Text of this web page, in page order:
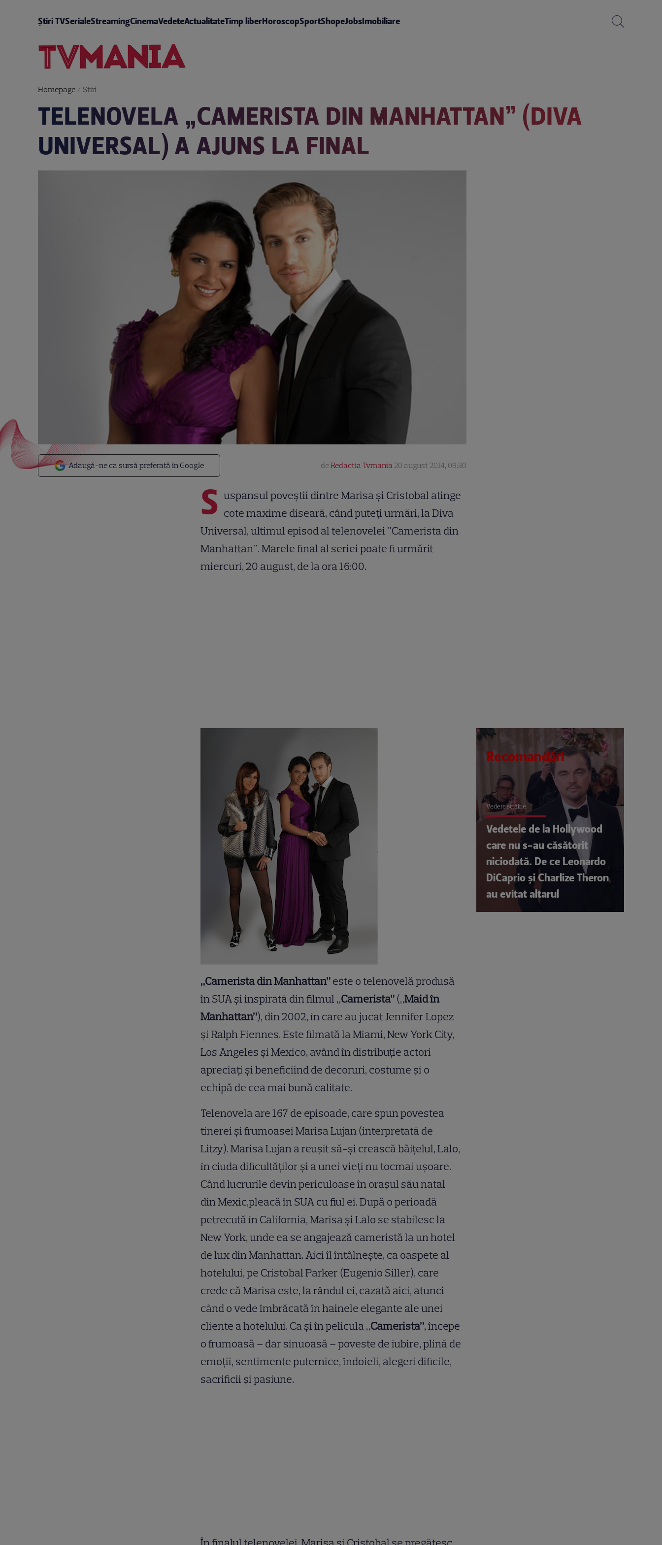
Știri TVSerialeStreamingCinemaVedeteActualitateTimp liberHoroscopSportShopeJobsImobiliare
Homepage/ Știri
TELENOVELA „CAMERISTA DIN MANHATTAN” (DIVA
UNIVERSAL) A AJUNS LA FINAL
Adaugă-ne ca sursă preferată în Google deRedactia Tvmania 20 august 2014, 09:30
S uspansul poveștii dintre Marisa și Cristobal atinge
cote maxime diseară, când puteți urmări, la Diva
Universal, ultimul episod al telenovelei "Camerista din
Manhattan". Marele final al seriei poate fi urmărit
miercuri, 20 august, de la ora 16:00.
„Camerista din Manhattan”este o telenovelă produsă
în SUA și inspirată din filmul „Camerista”(„Maid în
Manhattan”), din 2002, în care au jucat Jennifer Lopez
și Ralph Fiennes. Este filmată la Miami, New York City,
Los Angeles și Mexico, având în distribuție actori
apreciați și beneficiind de decoruri, costume și o
echipă de cea mai bună calitate.
Telenovela are 167 de episoade, care spun povestea
tinerei și frumoasei Marisa Lujan (interpretată de
Litzy). Marisa Lujan a reuşit să-şi crească băiţelul, Lalo,
în ciuda dificultăților și a unei vieți nu tocmai ușoare.
Când lucrurile devin periculoase în orașul său natal
din Mexic,pleacă în SUA cu fiul ei. După o perioadă
petrecută în California, Marisa și Lalo se stabilesc la
New York, unde ea se angajează cameristă la un hotel
de lux din Manhattan. Aici îl întâlnește, ca oaspete al
hotelului, pe Cristobal Parker (Eugenio Siller), care
crede că Marisa este, la rândul ei, cazată aici, atunci
când o vede îmbrăcată în hainele elegante ale unei
cliente a hotelului. Ca și în pelicula „Camerista”, începe
o frumoasă – dar sinuoasă – poveste de iubire, plină de
emoții, sentimente puternice, îndoieli, alegeri dificile,
sacrificii și pasiune.
Recomandări
Vedete străine
Vedetele de la Hollywood
care nu s-au căsătorit
niciodată. De ce Leonardo
DiCaprio și Charlize Theron
au evitat altarul